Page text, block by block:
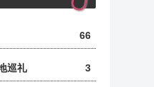
66
巡礼 3